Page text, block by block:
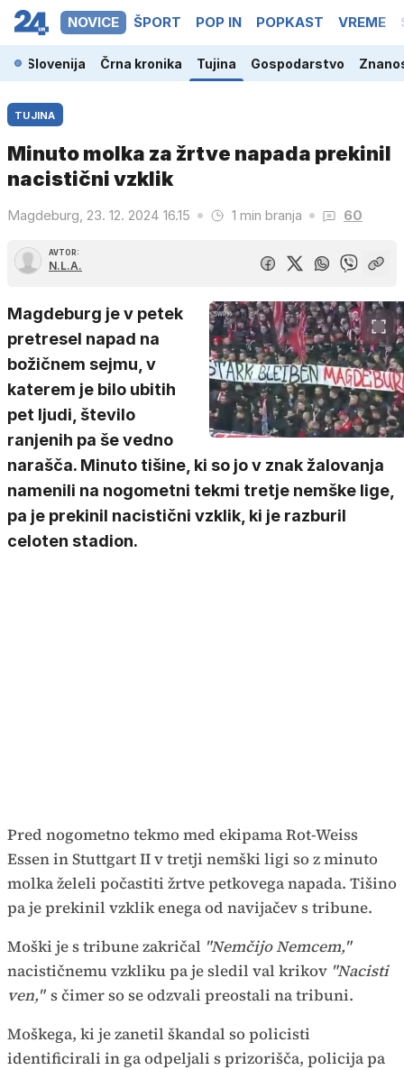
NOVICE ŠPORT POP IN POPKAST VREME
Slovenija Črna kronika Tujina Gospodarstvo
TUJINA
Minuto molka za žrtve napada prekinil
nacistični vzklik
Magdeburg, 23. 12. 2024 16.15 1 min branja 60
AVTOR:
N.L.A.
Magdeburg je v petek
pretresel napad na
božičnem sejmu, v
katerem je bilo ubitih
pet ljudi, število
ranjenih pa še vedno
narašča. Minuto tišine, ki so jo v znak žalovanja
namenili na nogometni tekmi tretje nemške lige,
pa je prekinil nacistični vzklik, ki je razburil
celoten stadion.
Pred nogometno tekmo med ekipama Rot-Weiss
Essen in Stuttgart II v tretji nemški ligi so z minuto
molka želeli počastiti žrtve petkovega napada. Tišino
pa je prekinil vzklik enega od navijačev s tribune.
Moški je s tribune zakričal "Nemčijo Nemcem,"
nacističnemu vzkliku pa je sledil val krikov "Nacisti
ven," s čimer so se odzvali preostali na tribuni.
Moškega, ki je zanetil škandal so policisti
identificirali in ga odpeljali s prizorišča, policija pa